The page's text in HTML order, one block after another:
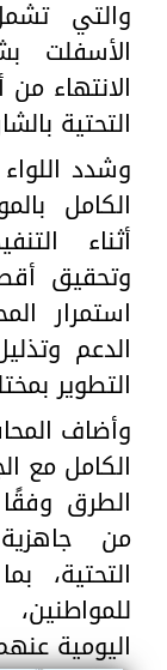
والتي
الأسفلت
الانتهاء
التحتية
وشدد
الكامل
أثناء
وتحقيق
استمرار
الدعم
التطوير
وأضاف
الكامل مع
الطرق وفقًا
من
التحتية،
اليومية